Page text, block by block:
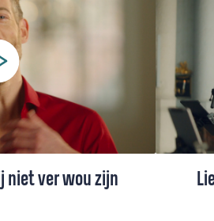
aan zoals ik ben".
uitgelegd door Ds.
ons uit om onszelf
ons te openen
zijn en Gods
hart te ervaren.
niet ver wou zijn